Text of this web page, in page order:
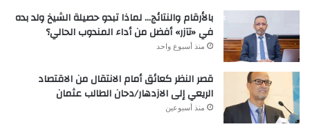
بالأرقام والنتائج… لماذا تبدو حصيلة الشيخ ولد بده
في «تآزر» أفضل من أداء المندوب الحالي؟
منذ أسبوع واحد
قصر النظر كعائق أمام الانتقال من الاقتصاد
الريعي إلى الازدهار/دحان الطالب عثمان
منذ أسبوعين